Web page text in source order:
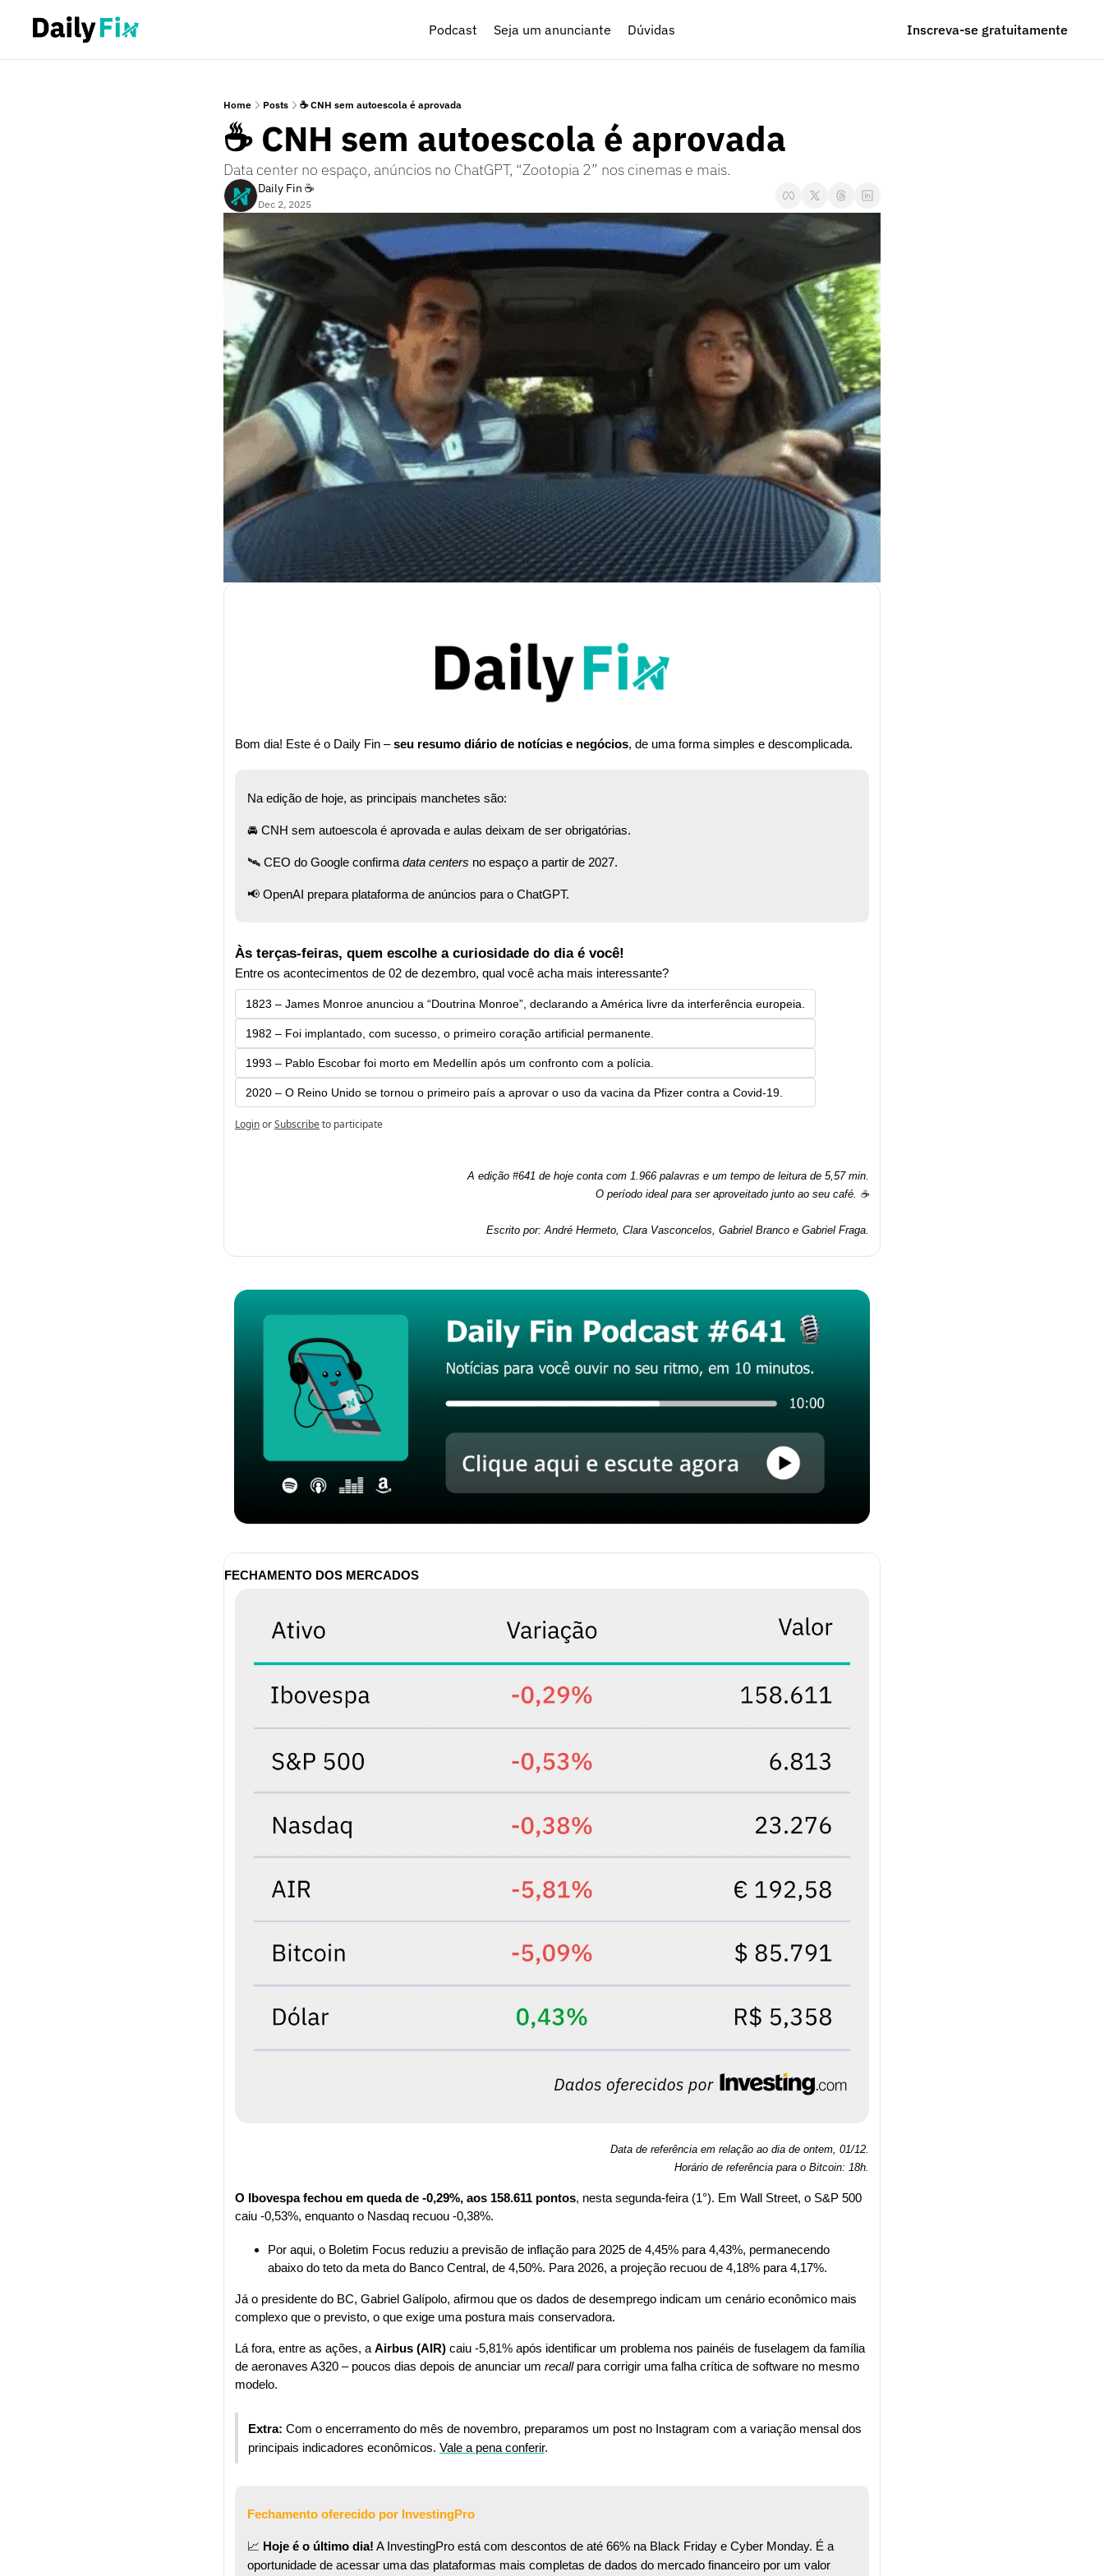
Podcast Seja um anunciante Dúvidas Inscreva-se gratuitamente
Home Posts ☕ CNH sem autoescola é aprovada
☕ CNH sem autoescola é aprovada
Data center no espaço, anúncios no ChatGPT, “Zootopia 2” nos cinemas e mais.
Daily Fin ☕
Dec 2, 2025
Bom dia! Este é o Daily Fin – seu resumo diário de notícias e negócios, de uma forma simples e descomplicada.
Na edição de hoje, as principais manchetes são:
🚘 CNH sem autoescola é aprovada e aulas deixam de ser obrigatórias.
🛰️ CEO do Google confirma data centers no espaço a partir de 2027.
📢 OpenAI prepara plataforma de anúncios para o ChatGPT.
Às terças-feiras, quem escolhe a curiosidade do dia é você!
Entre os acontecimentos de 02 de dezembro, qual você acha mais interessante?
1823 – James Monroe anunciou a “Doutrina Monroe”, declarando a América livre da interferência europeia.
1982 – Foi implantado, com sucesso, o primeiro coração artificial permanente.
1993 – Pablo Escobar foi morto em Medellín após um confronto com a polícia.
2020 – O Reino Unido se tornou o primeiro país a aprovar o uso da vacina da Pfizer contra a Covid-19.
LoginorSubscribeto participate
A edição #641 de hoje conta com 1.966 palavras e um tempo de leitura de 5,57 min.
O período ideal para ser aproveitado junto ao seu café. ☕
Escrito por: André Hermeto, Clara Vasconcelos, Gabriel Branco e Gabriel Fraga.
FECHAMENTO DOS MERCADOS
Data de referência em relação ao dia de ontem, 01/12.
Horário de referência para o Bitcoin: 18h.
O Ibovespa fechou em queda de -0,29%, aos 158.611 pontos, nesta segunda-feira (1°). Em Wall Street, o S&P 500
caiu -0,53%, enquanto o Nasdaq recuou -0,38%.
Por aqui, o Boletim Focus reduziu a previsão de inflação para 2025 de 4,45% para 4,43%, permanecendo
abaixo do teto da meta do Banco Central, de 4,50%. Para 2026, a projeção recuou de 4,18% para 4,17%.
Já o presidente do BC, Gabriel Galípolo, afirmou que os dados de desemprego indicam um cenário econômico mais
complexo que o previsto, o que exige uma postura mais conservadora.
Lá fora, entre as ações, a Airbus (AIR) caiu -5,81% após identificar um problema nos painéis de fuselagem da família
de aeronaves A320 – poucos dias depois de anunciar um recall para corrigir uma falha crítica de software no mesmo
modelo.
Extra: Com o encerramento do mês de novembro, preparamos um post no Instagram com a variação mensal dos
principais indicadores econômicos. Vale a pena conferir.
Fechamento oferecido por InvestingPro
📈 Hoje é o último dia! A InvestingPro está com descontos de até 66% na Black Friday e Cyber Monday. É a
oportunidade de acessar uma das plataformas mais completas de dados do mercado financeiro por um valor